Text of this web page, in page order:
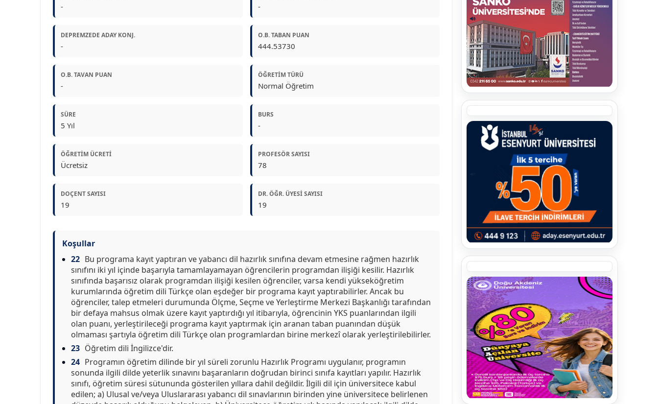
- -
DEPREMZEDE ADAY KONJ.
-
O.B. TABAN PUAN
444.53730
O.B. TAVAN PUAN
-
ÖĞRETIM TÜRÜ
Normal Öğretim
SÜRE
5 Yıl
BURS
-
ÖĞRETIM ÜCRETI
Ücretsiz
PROFESÖR SAYISI
78
DOÇENT SAYISI
19
DR. ÖĞR. ÜYESI SAYISI
19
Koşullar
22 Bu programa kayıt yaptıran ve yabancı dil hazırlık sınıfına devam etmesine rağmen hazırlık
sınıfını iki yıl içinde başarıyla tamamlayamayan öğrencilerin programdan ilişiği kesilir. Hazırlık
sınıfında başarısız olarak programdan ilişiği kesilen öğrenciler, varsa kendi yükseköğretim
kurumlarında öğretim dili Türkçe olan eşdeğer bir programa kayıt yaptırabilirler. Ancak bu
öğrenciler, talep etmeleri durumunda Ölçme, Seçme ve Yerleştirme Merkezi Başkanlığı tarafından
bir defaya mahsus olmak üzere kayıt yaptırdığı yıl itibarıyla, öğrencinin YKS puanlarından ilgili
olan puanı, yerleştirileceği programa kayıt yaptırmak için aranan taban puanından düşük
olmaması şartıyla öğretim dili Türkçe olan programlardan birine merkezî olarak yerleştirilebilirler.
23 Öğretim dili İngilizce'dir.
24 Programın öğretim dilinde bir yıl süreli zorunlu Hazırlık Programı uygulanır, programın
sonunda ilgili dilde yeterlik sınavını başaranların doğrudan birinci sınıfa kayıtları yapılır. Hazırlık
sınıfı, öğretim süresi sütununda gösterilen yıllara dahil değildir. İlgili dil için üniversitece kabul
edilen; a) Ulusal ve/veya Uluslararası yabancı dil sınavlarının birinden yine üniversitece belirlenen